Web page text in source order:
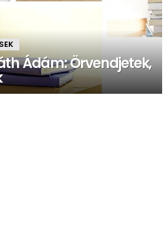
Ádám: Örvendjetek,